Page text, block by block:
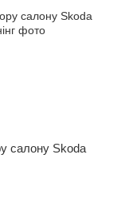
салону Skoda